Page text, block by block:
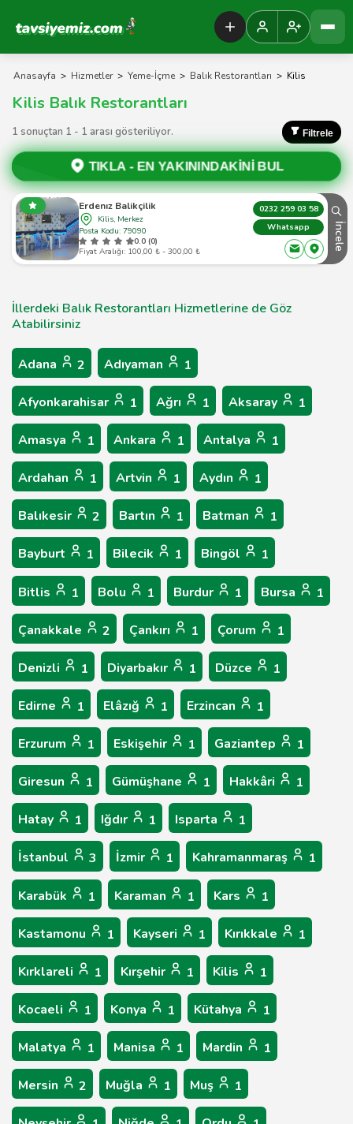
Tavsiyemiz Anasayfa
Anasayfa > Hizmetler > Yeme-İçme > Balık Restorantları > Kilis
Kilis Balık Restorantları
1 sonuçtan 1 - 1 arası gösteriliyor. Filtrele
TIKLA - EN YAKININDAKİNİ BUL
Erdenız Balikçilik
Kilis, Merkez
Posta Kodu: 79090
0.0 (0)
Fiyat Aralığı: 100,00 ₺ - 300,00 ₺
0232 259 03 58
Whatsapp
İncele
İllerdeki Balık Restorantları Hizmetlerine de Göz
Atabilirsiniz
Adana 2 Adıyaman 1
Afyonkarahisar 1 Ağrı 1 Aksaray 1
Amasya 1 Ankara 1 Antalya 1
Ardahan 1 Artvin 1 Aydın 1
Balıkesir 2 Bartın 1 Batman 1
Bayburt 1 Bilecik 1 Bingöl 1
Bitlis 1 Bolu 1 Burdur 1 Bursa 1
Çanakkale 2 Çankırı 1 Çorum 1
Denizli 1 Diyarbakır 1 Düzce 1
Edirne 1 Elâzığ 1 Erzincan 1
Erzurum 1 Eskişehir 1 Gaziantep 1
Giresun 1 Gümüşhane 1 Hakkâri 1
Hatay 1 Iğdır 1 Isparta 1
İstanbul 3 İzmir 1 Kahramanmaraş 1
Karabük 1 Karaman 1 Kars 1
Kastamonu 1 Kayseri 1 Kırıkkale 1
Kırklareli 1 Kırşehir 1 Kilis 1
Kocaeli 1 Konya 1 Kütahya 1
Malatya 1 Manisa 1 Mardin 1
Mersin 2 Muğla 1 Muş 1